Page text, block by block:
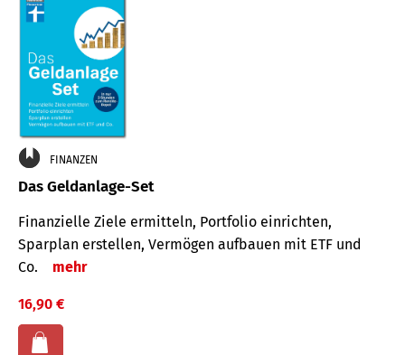
FINANZEN
Das Geldanlage-Set
Finanzielle Ziele ermitteln, Portfolio einrichten,
Sparplan erstellen, Vermögen aufbauen mit ETF und
Co.
mehr
16,90 €